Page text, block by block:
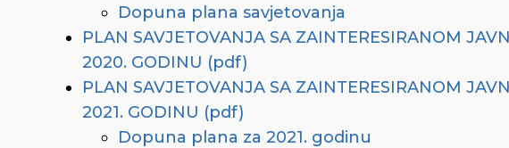
Dopuna plana savjetovanja
PLAN SAVJETOVANJA SA ZAINTERESIRANOM
2020. GODINU (pdf)
PLAN SAVJETOVANJA SA ZAINTERESIRANOM
2021. GODINU (pdf)
Dopuna plana za 2021. godinu